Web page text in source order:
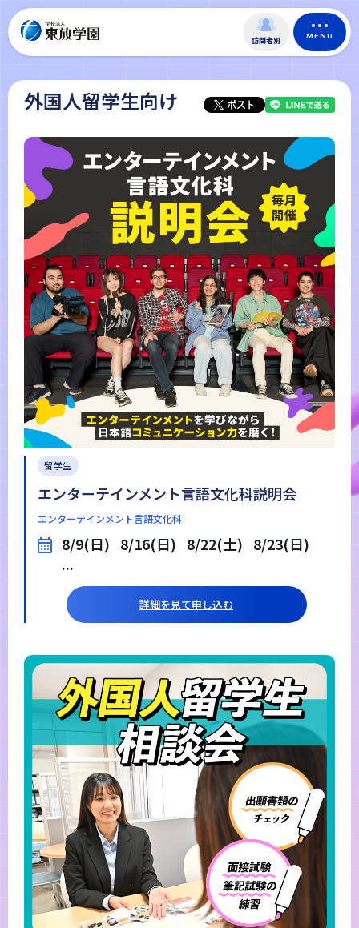
訪問者別 MENU
外国人留学生向け
留学生
エンターテインメント言語文化科説明会
エンターテインメント言語文化科
8/9(日) 8/16(日) 8/22(土) 8/23(日)
...
詳細を見て申し込む